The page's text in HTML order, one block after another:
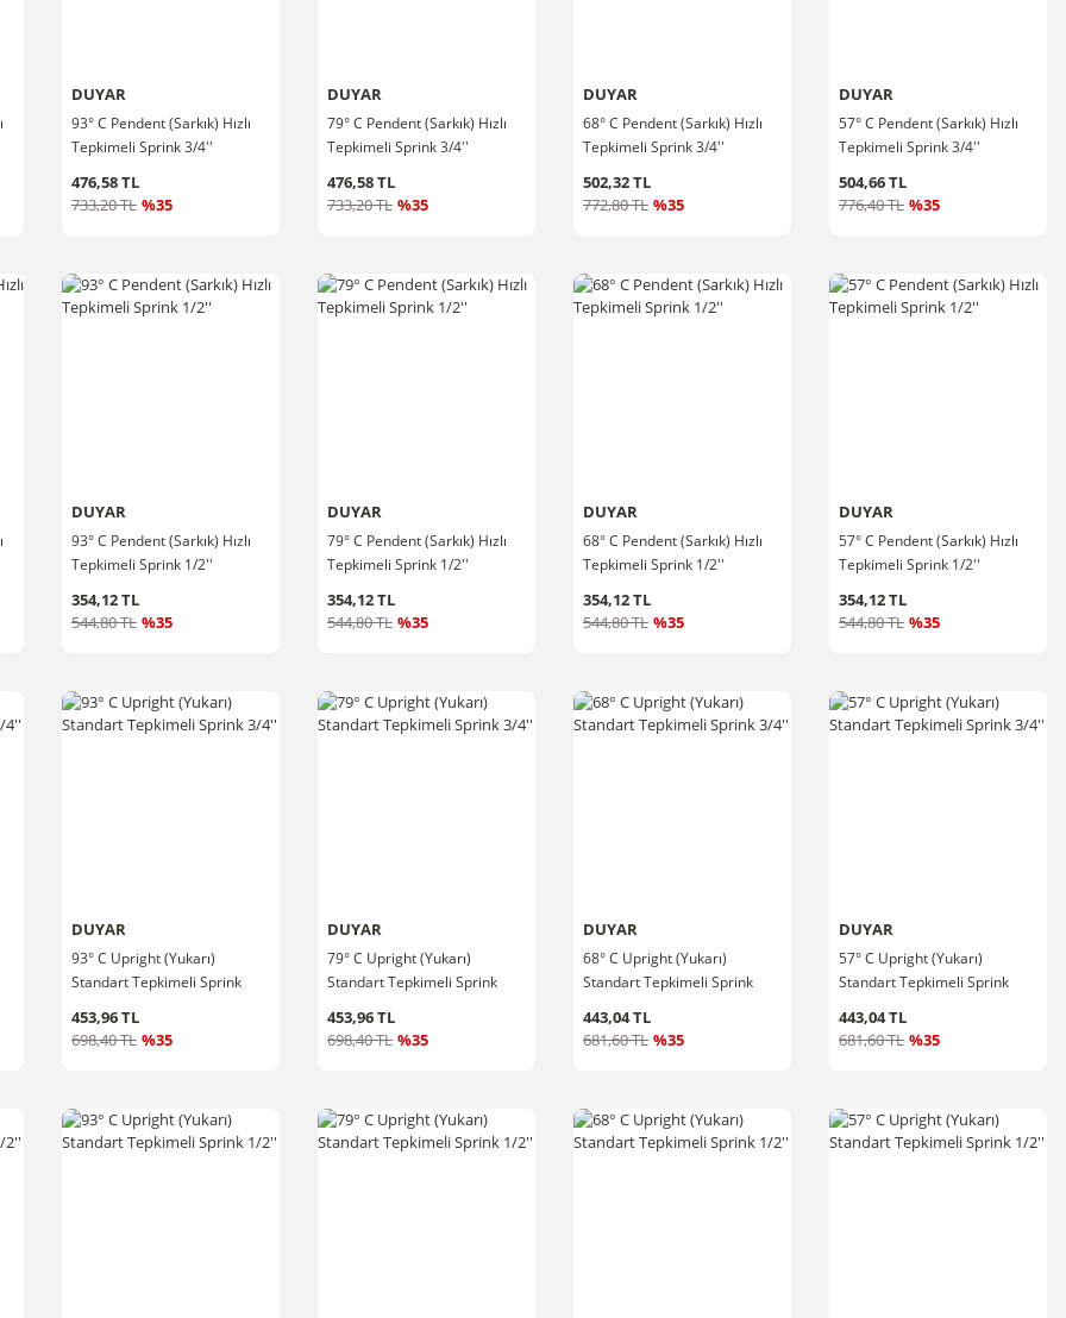
DUYAR
93° C Pendent (Sarkık) Hızlı
Tepkimeli Sprink 3/4''
476,58 TL
733,20 TL %35
DUYAR
79° C Pendent (Sarkık) Hızlı
Tepkimeli Sprink 3/4''
476,58 TL
733,20 TL %35
DUYAR
68° C Pendent (Sarkık) Hızlı
Tepkimeli Sprink 3/4''
502,32 TL
772,80 TL %35
DUYAR
57° C Pendent (Sarkık) Hızlı
Tepkimeli Sprink 3/4''
504,66 TL
776,40 TL %35
DUYAR
93° C Pendent (Sarkık) Hızlı
Tepkimeli Sprink 1/2''
354,12 TL
544,80 TL %35
DUYAR
79° C Pendent (Sarkık) Hızlı
Tepkimeli Sprink 1/2''
354,12 TL
544,80 TL %35
DUYAR
68° C Pendent (Sarkık) Hızlı
Tepkimeli Sprink 1/2''
354,12 TL
544,80 TL %35
DUYAR
57° C Pendent (Sarkık) Hızlı
Tepkimeli Sprink 1/2''
354,12 TL
544,80 TL %35
DUYAR
93° C Upright (Yukarı)
Standart Tepkimeli Sprink
453,96 TL
698,40 TL %35
DUYAR
79° C Upright (Yukarı)
Standart Tepkimeli Sprink
453,96 TL
698,40 TL %35
DUYAR
68° C Upright (Yukarı)
Standart Tepkimeli Sprink
443,04 TL
681,60 TL %35
DUYAR
57° C Upright (Yukarı)
Standart Tepkimeli Sprink
443,04 TL
681,60 TL %35